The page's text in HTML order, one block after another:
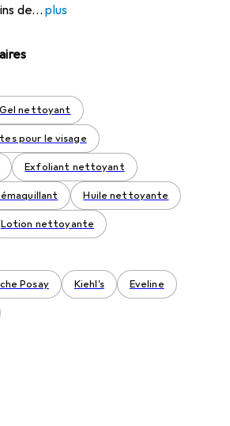
de
plus
Gel nettoyant
pour le visage
Exfoliant nettoyant
Huile nettoyante
Lotion nettoyante
Posay Kiehl's Eveline